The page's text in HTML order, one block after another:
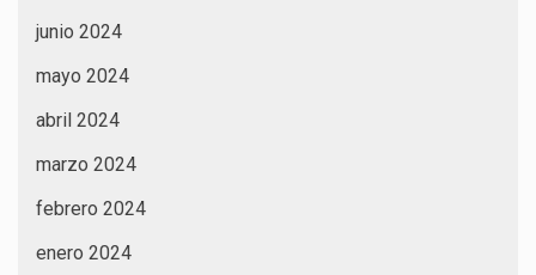
junio 2024
mayo 2024
abril 2024
marzo 2024
febrero 2024
enero 2024